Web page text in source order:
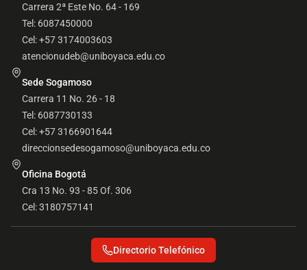
Carrera 2ª Este No. 64 - 169
Tel: 6087450000
Cel: +57 3174003603
atencionudeb@uniboyaca.edu.co
Sede Sogamoso
Carrera 11 No. 26 - 18
Tel: 6087730133
Cel: +57 3166901644
direccionsedesogamoso@uniboyaca.edu.co
Oficina Bogotá
Cra 13 No. 93 - 85 Of. 306
Cel: 3180757141
Directorio Telefónico